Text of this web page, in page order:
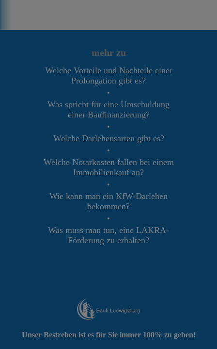
mehr zu
Welche Vorteile und Nachteile einer
Prolongation gibt es?
•
Was spricht für eine Umschuldung
einer Baufinanzierung?
•
Welche Darlehensarten gibt es?
•
Welche Notarkosten fallen bei einem
Immobilienkauf an?
•
Wie kann man ein KfW-Darlehen
bekommen?
•
Was muss man tun, eine LAKRA-
Förderung zu erhalten?
Unser Bestreben ist es für Sie immer 100% zu geben!